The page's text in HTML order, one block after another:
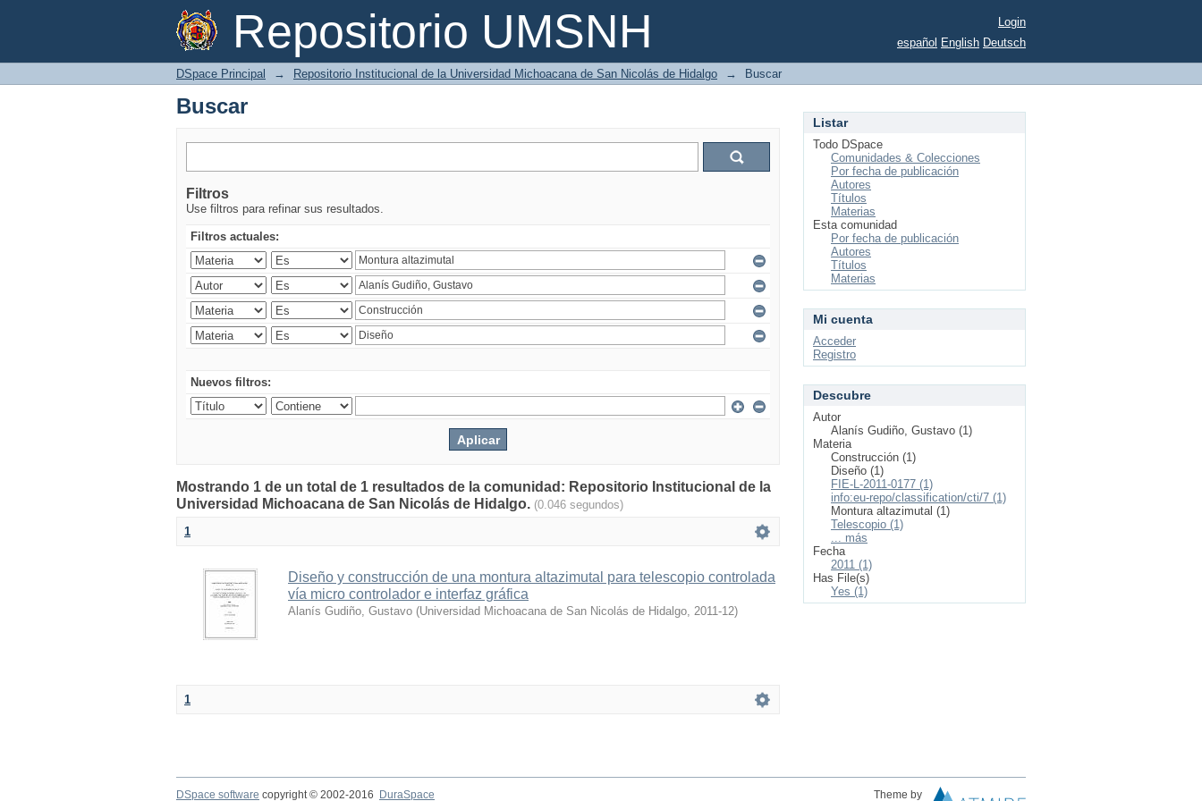
Repositorio UMSNH
Buscar
Login
español English Deutsch
DSpace Principal → Repositorio Institucional de la Universidad Michoacana de San Nicolás de Hidalgo → Buscar
Buscar
Filtros
Use filtros para refinar sus resultados.
Filtros actuales:
Nuevos filtros:
Mostrando 1 de un total de 1 resultados de la comunidad: Repositorio Institucional de la
Universidad Michoacana de San Nicolás de Hidalgo. (0.046 segundos)
1
Diseño y construcción de una montura altazimutal para telescopio controlada
vía micro controlador e interfaz gráfica
Alanís Gudiño, Gustavo (Universidad Michoacana de San Nicolás de Hidalgo, 2011-12)
1
Listar
Todo DSpace
Comunidades & Colecciones
Por fecha de publicación
Autores
Títulos
Materias
Esta comunidad
Por fecha de publicación
Autores
Títulos
Materias
Mi cuenta
Acceder
Registro
Descubre
Autor
Alanís Gudiño, Gustavo (1)
Materia
Construcción (1)
Diseño (1)
FIE-L-2011-0177 (1)
info:eu-repo/classification/cti/7 (1)
Montura altazimutal (1)
Telescopio (1)
... más
Fecha
2011 (1)
Has File(s)
Yes (1)
DSpace software copyright © 2002-2016 DuraSpace Theme by